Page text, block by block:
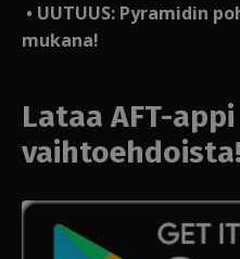
• UUTUUS: Pyramidin
mukana!
Lataa AFT-
vaihtoehdoista!